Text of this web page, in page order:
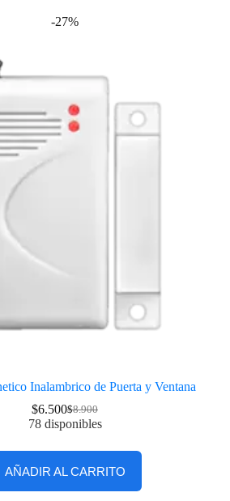
-27%
Inalambrico de Puerta y Ventana
$8.900
$6.500
78 disponibles
AÑADIR AL CARRITO